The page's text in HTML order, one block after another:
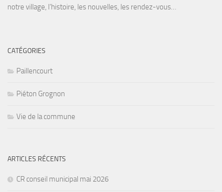
notre village, l’histoire, les nouvelles, les rendez-vous…
CATÉGORIES
Paillencourt
Piéton Grognon
Vie de la commune
ARTICLES RÉCENTS
CR conseil municipal mai 2026